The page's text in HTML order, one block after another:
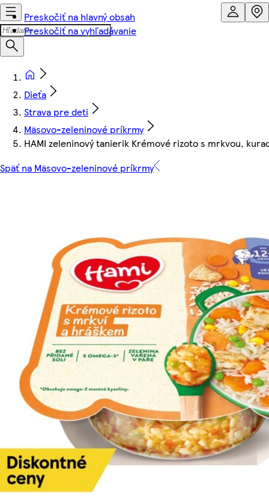
Preskočiť na hlavný obsah
Preskočiť na vyhľadávanie
Dieťa
Strava pre deti
Mäsovo-zeleninové príkrmy
HAMI zeleninový tanierik Krémové rizoto s mrkvou,
Späť na Mäsovo-zeleninové príkrmy